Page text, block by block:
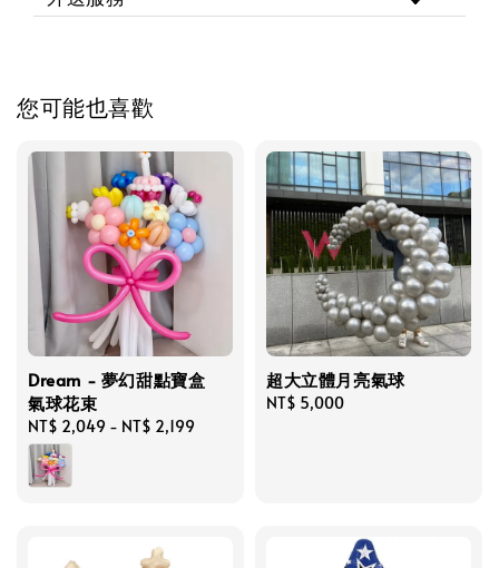
您可能也喜歡
Dream - 夢幻甜點寶盒
氣球花束
Regular
price
NT$ 2,049 - NT$ 2,199
超大立體月亮氣球
Regular
NT$ 5,000